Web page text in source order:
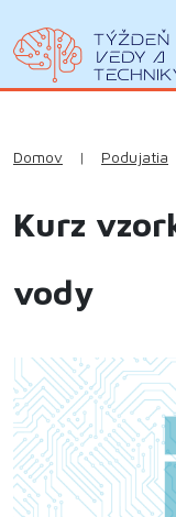
Domov | Podujatia
Kurz
vody